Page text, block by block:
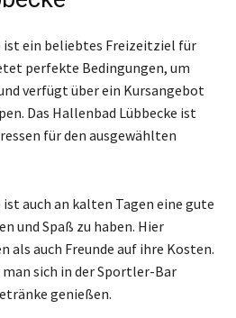
ist ein beliebtes Freizeitziel für
perfekte Bedingungen, um
verfügt über ein Kursangebot
Das Hallenbad Lübbecke ist
für den ausgewählten
auch an kalten Tagen eine gute
und Spaß zu haben. Hier
als auch Freunde auf ihre Kosten.
sich in der Sportler-Bar
genießen.